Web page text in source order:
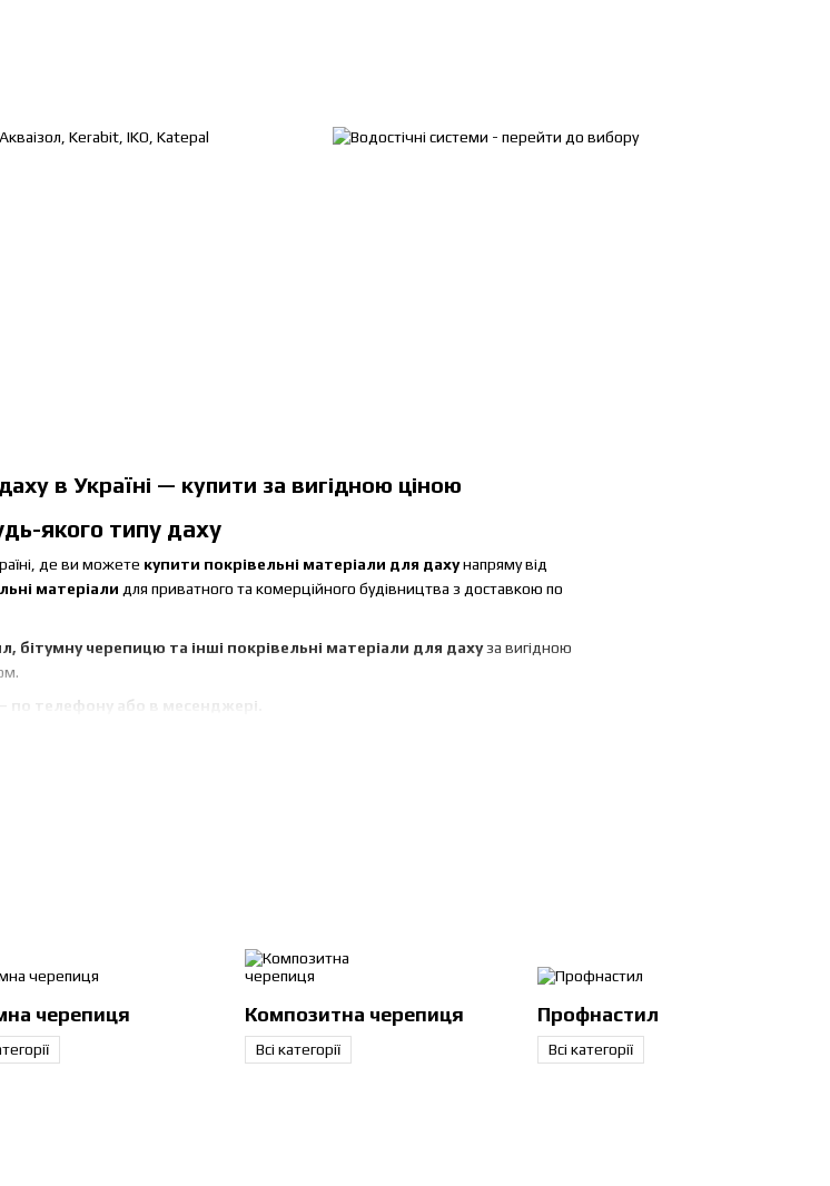
в Україні — купити за вигідною ціною
якого типу даху
де ви можете купити покрівельні матеріали для дахунапряму від
матеріали для приватного та комерційного будівництва з доставкою по
черепицю та інші покрівельні матеріали для дахуза вигідною
по телефону або в месенджері.
покрівельний матеріал
для даху в Україні. Вона поєднує міцність, довговічність і привабливий
черепиця Композитна черепиця
Всі категорії
Профнастил
Всі категорії